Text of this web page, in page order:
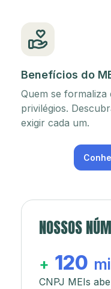
Benefícios do
Quem se
privilégios.
exigir cada um.
NOSSOS
+ 120
CNPJ MEIs